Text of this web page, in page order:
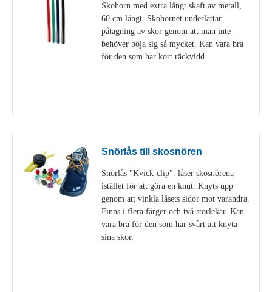
Skohorn med extra långt skaft av metall,
60 cm långt. Skohornet underlättar
påtagning av skor genom att man inte
behöver böja sig så mycket. Kan vara bra
för den som har kort räckvidd.
Snörlås till skosnören
Snörlås "Kvick-clip". låser skosnörena
istället för att göra en knut. Knyts upp
genom att vinkla låsets sidor mot varandra.
Finns i flera färger och två storlekar. Kan
vara bra för den som har svårt att knyta
sina skor.